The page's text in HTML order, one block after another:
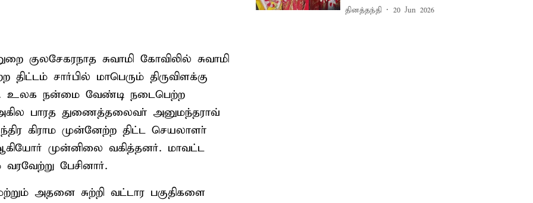
சுவாமி கோவிலில் சுவாமி
சார்பில் மாபெரும் திருவிளக்கு
உலக நன்மை வேண்டி நடைபெற்ற
அகில பாரத துணைத்தலைவா் அனுமந்தராவ்
கிராம முன்னேற்ற திட்ட செயலாளா்
முன்னிலை வகித்தனர். மாவட்ட
பேசினார்.
அதனை சுற்றி வட்டார பகுதிகளை
தினத்தந்தி 20 Jun 2026